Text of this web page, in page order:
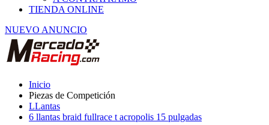
NUEVO ANUNCIO
Piezas de Competición
LLantas
6 llantas braid fullrace t acropolis 15 pulgadas